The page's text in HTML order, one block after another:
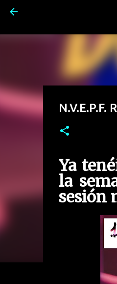
N.V.E.P.F.
Ya
la
sesión